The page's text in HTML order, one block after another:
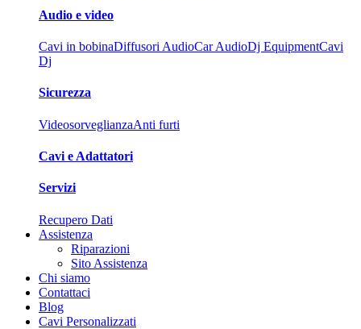
Audio e video
Cavi in bobinaDiffusori AudioCar AudioDj EquipmentCavi
Dj
Sicurezza
VideosorveglianzaAnti furti
Cavi e Adattatori
Servizi
Recupero Dati
Assistenza
Riparazioni
Sito Assistenza
Chi siamo
Contattaci
Blog
Cavi Personalizzati